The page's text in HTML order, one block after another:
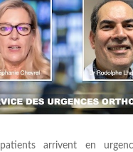
arrivent en